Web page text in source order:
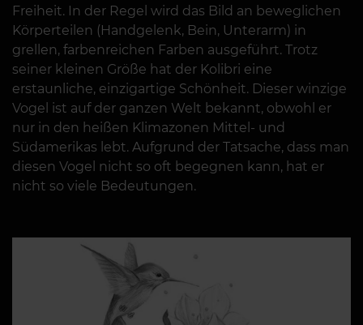
Freiheit. In der Regel wird das Bild an beweglichen
Körperteilen (Handgelenk, Bein, Unterarm) in
grellen, farbenreichen Farben ausgeführt. Trotz
seiner kleinen Größe hat der Kolibri eine
erstaunliche, einzigartige Schönheit. Dieser winzige
Vogel ist auf der ganzen Welt bekannt, obwohl er
nur in den heißen Klimazonen Mittel- und
Südamerikas lebt. Aufgrund der Tatsache, dass man
diesen Vogel nicht so oft begegnen kann, hat er
nicht so viele Bedeutungen.